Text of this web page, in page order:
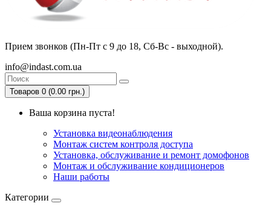
Прием звонков (Пн-Пт с 9 до 18, Сб-Вс - выходной).
info@indast.com.ua
Товаров 0 (0.00 грн.)
Ваша корзина пуста!
Установка видеонаблюдения
Монтаж систем контроля доступа
Установка, обслуживание и ремонт домофонов
Монтаж и обслуживание кондиционеров
Наши работы
Категории